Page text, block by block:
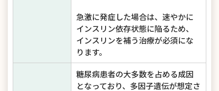
急激に発症した場合は、速やかに
インスリン依存状態に陥るため、
インスリンを補う治療が必須にな
ります。
糖尿病患者の大多数を占める成因
となっており、多因子遺伝が想定さ